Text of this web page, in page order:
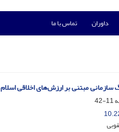
داوران تماس با ما
مبتنی بر ارزش‌های اخلاقی اسلام
11-42